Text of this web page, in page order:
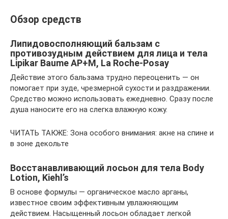
Обзор средств
Липидовосполняющий бальзам с
противозудным действием для лица и тела
Lipikar Baume AP+M, La Roche-Posay
Действие этого бальзама трудно переоценить — он
помогает при зуде, чрезмерной сухости и раздражении.
Средство можно использовать ежедневно. Сразу после
душа наносите его на слегка влажную кожу.
ЧИТАТЬ ТАКЖЕ: Зона особого внимания: акне на спине и
в зоне декольте
Восстанавливающий лосьон для тела Body
Lotion, Kiehl’s
В основе формулы — органическое масло арганы,
известное своим эффективным увлажняющим
действием. Насыщенный лосьон обладает легкой